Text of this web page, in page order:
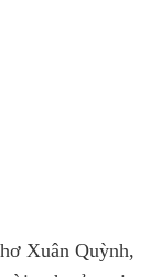
Xuân Quỳnh,